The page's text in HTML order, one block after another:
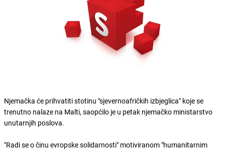
Njemačka će prihvatiti stotinu "sjevernoafričkih izbjeglica" koje se
trenutno nalaze na Malti, saopćilo je u petak njemačko ministarstvo
unutarnjih poslova.
"Radi se o činu evropske solidarnosti" motiviranom "humanitarnim